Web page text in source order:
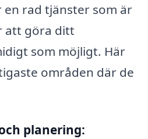
en rad tjänster som är
att göra ditt
som möjligt. Här
områden där de
planering: